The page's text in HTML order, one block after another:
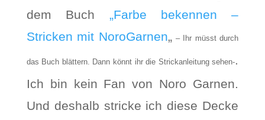
dem Buch „Farbe bekennen –
Stricken mit NoroGarnen„– Ihr müsst durch
das Buch blättern. Dann könnt ihr die Strickanleitung sehen-.
Ich bin kein Fan von Noro Garnen.
Und deshalb stricke ich diese Decke